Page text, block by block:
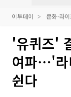
이투데이 문화·라
'유퀴즈'
여파⋯'라
쉰다